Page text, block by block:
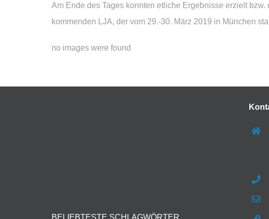
Am Ende des Tages konnten etliche Ergebnisse erzielt
kommenden LJA, der vom 29.-30. März 2019 in München
no images were found
BELIEBTESTE SCHLAGWÖRTER